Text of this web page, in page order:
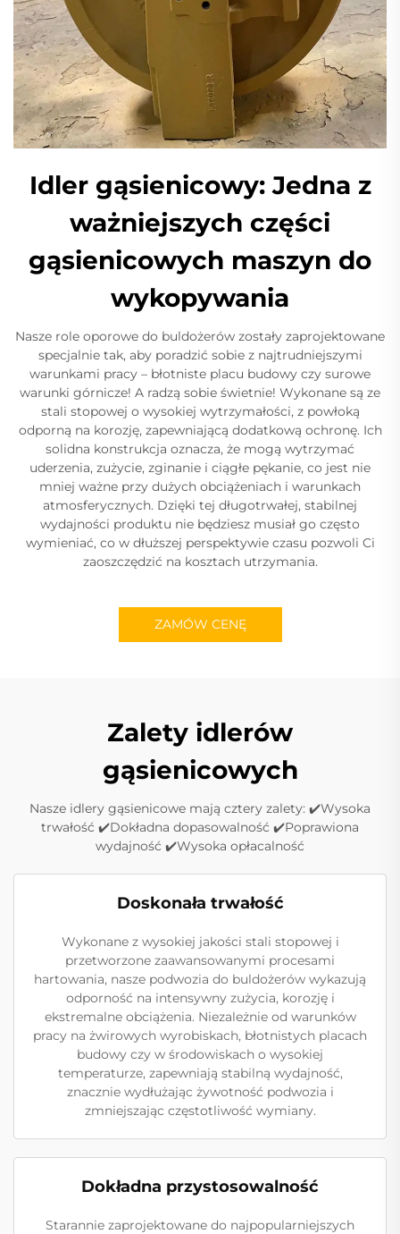
Idler gąsienicowy: Jedna z
ważniejszych części
gąsienicowych maszyn do
wykopywania
Nasze role oporowe do buldożerów zostały zaprojektowane
specjalnie tak, aby poradzić sobie z najtrudniejszymi
warunkami pracy – błotniste placu budowy czy surowe
warunki górnicze! A radzą sobie świetnie! Wykonane są ze
stali stopowej o wysokiej wytrzymałości, z powłoką
odporną na korozję, zapewniającą dodatkową ochronę. Ich
solidna konstrukcja oznacza, że mogą wytrzymać
uderzenia, zużycie, zginanie i ciągłe pękanie, co jest nie
mniej ważne przy dużych obciążeniach i warunkach
atmosferycznych. Dzięki tej długotrwałej, stabilnej
wydajności produktu nie będziesz musiał go często
wymieniać, co w dłuższej perspektywie czasu pozwoli Ci
zaoszczędzić na kosztach utrzymania.
ZAMÓW CENĘ
Zalety idlerów
gąsienicowych
Nasze idlery gąsienicowe mają cztery zalety: ✔️Wysoka
trwałość ✔️Dokładna dopasowalność ✔️Poprawiona
wydajność ✔️Wysoka opłacalność
Doskonała trwałość
Wykonane z wysokiej jakości stali stopowej i
przetworzone zaawansowanymi procesami
hartowania, nasze podwozia do buldożerów wykazują
odporność na intensywny zużycia, korozję i
ekstremalne obciążenia. Niezależnie od warunków
pracy na żwirowych wyrobiskach, błotnistych placach
budowy czy w środowiskach o wysokiej
temperaturze, zapewniają stabilną wydajność,
znacznie wydłużając żywotność podwozia i
zmniejszając częstotliwość wymiany.
Dokładna przystosowalność
Starannie zaprojektowane do najpopularniejszych